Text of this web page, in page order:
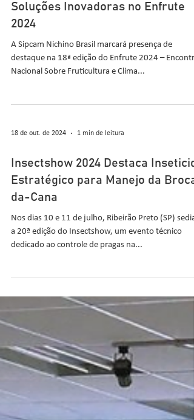
Soluções Inovadoras no Enfrute
2024
A Sipcam Nichino Brasil marcará presença de
destaque na 18ª edição do Enfrute 2024 –
Nacional Sobre Fruticultura e Clima...
18 de out. de 2024 1 min de leitura
Insectshow 2024 Destaca
Estratégico para Manejo da
da-Cana
Nos dias 10 e 11 de julho, Ribeirão Preto (SP)
a 20ª edição do Insectshow, um evento técnico
dedicado ao controle de pragas na...